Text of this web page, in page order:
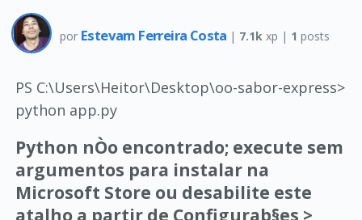
por Estevam Ferreira Costa | 7.1k xp | 1 posts
PS C:\Users\Heitor\Desktop\oo-sabor-express>
python app.py
Python nÒo encontrado; execute sem
argumentos para instalar na
Microsoft Store ou desabilite este
atalho a partir de Configuraþ§es >